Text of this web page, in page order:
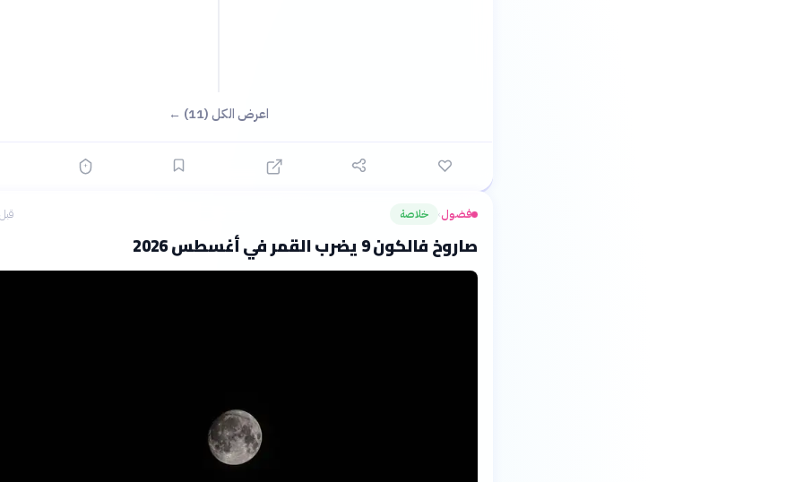
اعرض الكل (11) ←
فضول› خلاصة قبل 4
صاروخ فالكون 9 يضرب القمر في أغسطس 2026